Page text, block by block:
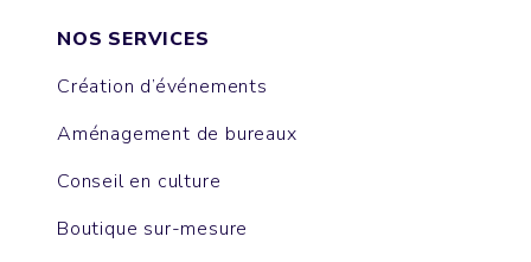
NOS SERVICES
Création d’événements
Aménagement de bureaux
Conseil en culture
Boutique sur-mesure